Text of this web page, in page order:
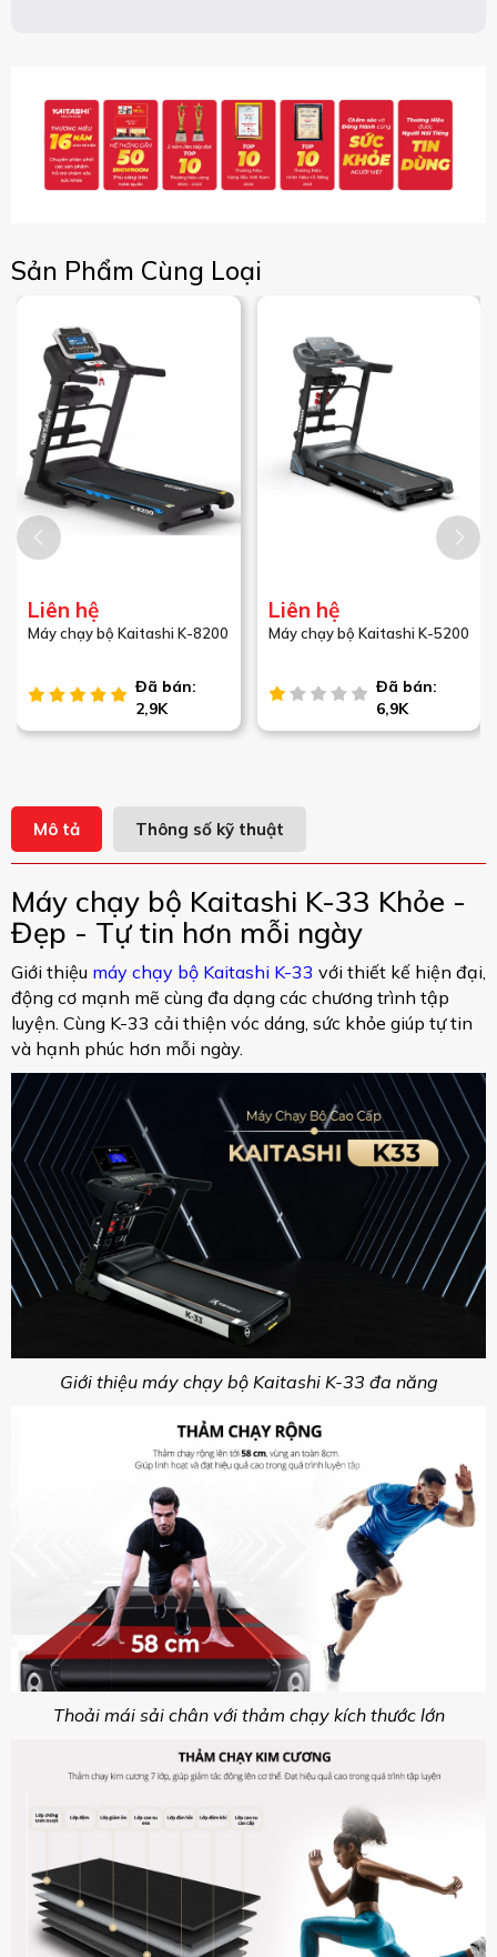
Sản Phẩm Cùng Loại
Liên hệ
Máy chạy bộ Kaitashi K-8200
Đã bán:
2,9K
Liên hệ
Máy chạy bộ Kaitashi K-5200
Đã bán:
6,9K
Mô tả Thông số kỹ thuật
Máy chạy bộ Kaitashi K-33 Khỏe -
Đẹp - Tự tin hơn mỗi ngày
Giới thiệu máy chạy bộ Kaitashi K-33 với thiết kế hiện đại,
động cơ mạnh mẽ cùng đa dạng các chương trình tập
luyện. Cùng K-33 cải thiện vóc dáng, sức khỏe giúp tự tin
và hạnh phúc hơn mỗi ngày.
Giới thiệu máy chạy bộ Kaitashi K-33 đa năng
Thoải mái sải chân với thảm chạy kích thước lớn